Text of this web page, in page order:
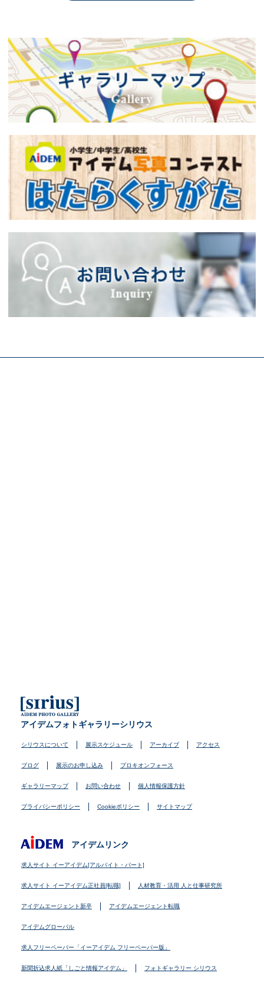
アイデムフォトギャラリーシリウス
シリウスについて 展示スケジュール アーカイブ アクセス
ブログ 展示のお申し込み プロキオンフォース
ギャラリーマップ お問い合わせ 個人情報保護方針
プライバシーポリシー Cookieポリシー サイトマップ
アイデムリンク
求人サイト イーアイデム[アルバイト・パート]
求人サイト イーアイデム正社員[転職] 人材教育・活用 人と仕事研究所
アイデムエージェント新卒 アイデムエージェント転職
アイデムグローバル
求人フリーペーパー「イーアイデム フリーペーパー版」
新聞折込求人紙「しごと情報アイデム」 フォトギャラリー シリウス